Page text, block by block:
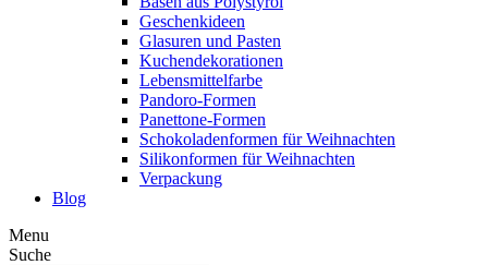
Geschenkideen
Glasuren und Pasten
Kuchendekorationen
Lebensmittelfarbe
Pandoro-Formen
Panettone-Formen
Schokoladenformen für Weihnachten
Silikonformen für Weihnachten
Verpackung
Blog
Menu
Suche